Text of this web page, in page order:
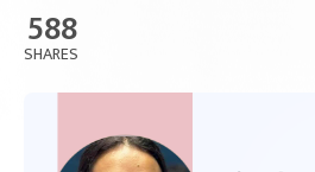
588
SHARES